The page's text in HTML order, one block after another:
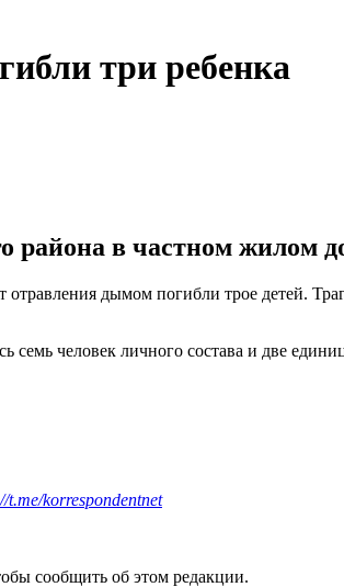
три ребенка
в частном жилом
дымом погибли трое детей.
человек личного состава и две
t.me/korrespondentnet
сообщить об этом редакции.